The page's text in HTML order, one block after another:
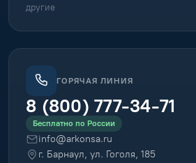
другие
ГОРЯЧАЯ ЛИНИЯ
8 (800) 777-34-71
Бесплатно по России
info@arkonsa.ru
г. Барнаул, ул. Гоголя, 185